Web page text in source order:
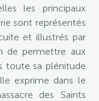
les principaux
sont représentés
et illustrés par
de permettre aux
toute sa plénitude
exprime dans le
des Saints